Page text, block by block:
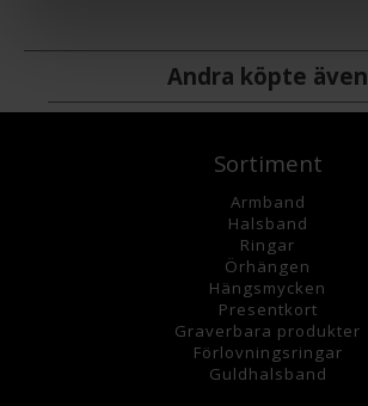
Andra köpte även
Sortiment
Armband
Halsband
Ringar
Örhängen
Hängsmycken
Presentkort
Graverbara produkter
Förlovningsringar
Guldhalsband